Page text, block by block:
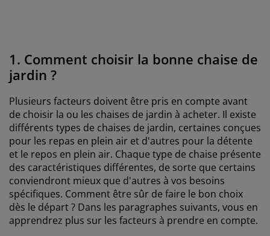
1. Comment choisir la bonne chaise de
jardin ?
Plusieurs facteurs doivent être pris en compte avant
de choisir la ou les chaises de jardin à acheter. Il existe
différents types de chaises de jardin, certaines conçues
pour les repas en plein air et d'autres pour la détente
et le repos en plein air. Chaque type de chaise présente
des caractéristiques différentes, de sorte que certains
conviendront mieux que d'autres à vos besoins
spécifiques. Comment être sûr de faire le bon choix
dès le départ ? Dans les paragraphes suivants, vous en
apprendrez plus sur les facteurs à prendre en compte.